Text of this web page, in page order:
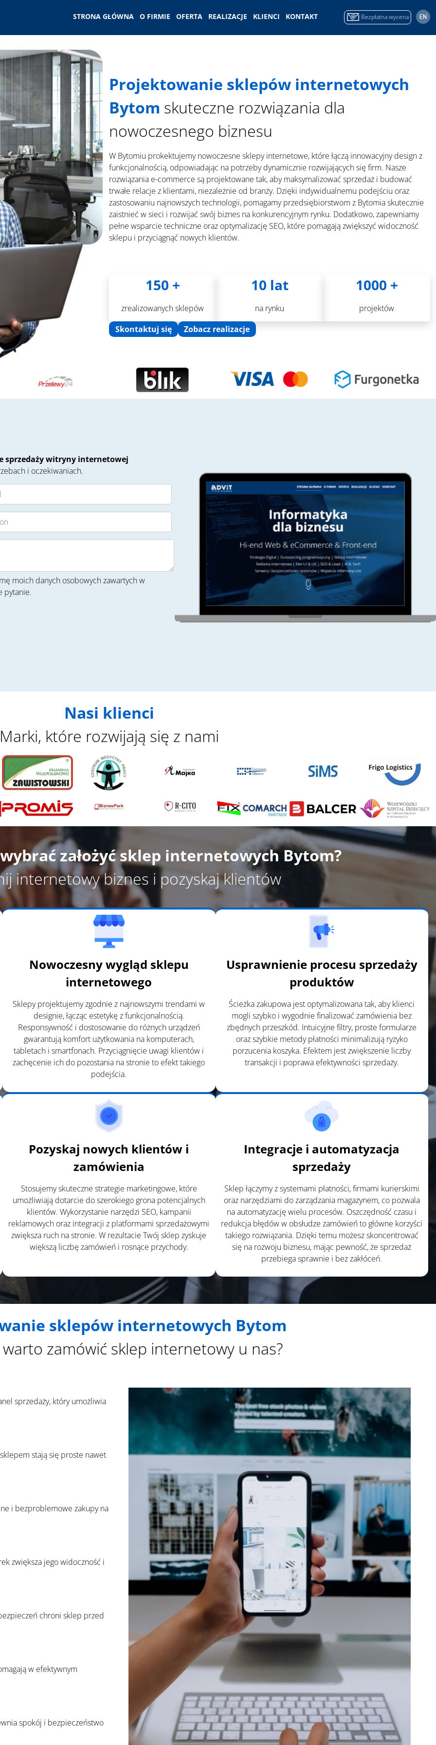
STRONA GŁÓWNA O FIRMIE OFERTA REALIZACJE KLIENCI KONTAKT Bezpłatna wycena
Projektowanie sklepów internetowych
Bytom skuteczne rozwiązania dla
nowoczesnego biznesu
W Bytomiu prokektujemy nowoczesne sklepy internetowe, które łączą innowacyjny design z
funkcjonalnością, odpowiadając na potrzeby dynamicznie rozwijających się firm. Nasze
rozwiązania e-commerce są projektowane tak, aby maksymalizować sprzedaż i budować
trwałe relacje z klientami, niezależnie od branży. Dzięki indywidualnemu podejściu oraz
zastosowaniu najnowszych technologii, pomagamy przedsiębiorstwom z Bytomia skutecznie
zaistnieć w sieci i rozwijać swój biznes na konkurencyjnym rynku. Dodatkowo, zapewniamy
pełne wsparcie techniczne oraz optymalizację SEO, które pomagają zwiększyć widoczność
sklepu i przyciągnąć nowych klientów.
150 +
zrealizowanych sklepów
10 lat
na rynku
1000 +
projektów
Skontaktuj się
Zobacz realizacje
sprzedaży witryny internetowej
i oczekiwaniach.
moich danych osobowych zawartych w
pytanie.
Nasi klienci
Marki, które rozwijają się z nami
założyć sklep internetowych Bytom?
internetowy biznes i pozyskaj klientów
Nowoczesny wygląd sklepu
internetowego
Sklepy projektujemy zgodnie z najnowszymi trendami w
designie, łącząc estetykę z funkcjonalnością.
Responsywność i dostosowanie do różnych urządzeń
gwarantują komfort użytkowania na komputerach,
tabletach i smartfonach. Przyciągnięcie uwagi klientów i
zachęcenie ich do pozostania na stronie to efekt takiego
podejścia.
Usprawnienie procesu sprzedaży
produktów
Ścieżka zakupowa jest optymalizowana tak, aby klienci
mogli szybko i wygodnie finalizować zamówienia bez
zbędnych przeszkód. Intuicyjne filtry, proste formularze
oraz szybkie metody płatności minimalizują ryzyko
porzucenia koszyka. Efektem jest zwiększenie liczby
transakcji i poprawa efektywności sprzedaży.
Pozyskaj nowych klientów i
zamówienia
Stosujemy skuteczne strategie marketingowe, które
umożliwiają dotarcie do szerokiego grona potencjalnych
klientów. Wykorzystanie narzędzi SEO, kampanii
reklamowych oraz integracji z platformami sprzedażowymi
zwiększa ruch na stronie. W rezultacie Twój sklep zyskuje
większą liczbę zamówień i rosnące przychody.
Integracje i automatyzacja
sprzedaży
Sklep łączymy z systemami płatności, firmami kurierskimi
oraz narzędziami do zarządzania magazynem, co pozwala
na automatyzację wielu procesów. Oszczędność czasu i
redukcja błędów w obsłudze zamówień to główne korzyści
takiego rozwiązania. Dzięki temu możesz skoncentrować
się na rozwoju biznesu, mając pewność, że sprzedaż
przebiega sprawnie i bez zakłóceń.
sklepów internetowych Bytom
warto zamówić sklep internetowy u nas?
sprzedaży, który umożliwia
stają się proste nawet
i bezproblemowe zakupy na
zwiększa jego widoczność i
chroni sklep przed
w efektywnym
spokój i bezpieczeństwo